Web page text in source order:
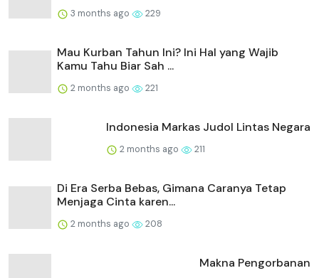
3 months ago 229
Mau Kurban Tahun Ini? Ini Hal yang Wajib
Kamu Tahu Biar Sah ...
2 months ago 221
Indonesia Markas Judol Lintas Negara
2 months ago 211
Di Era Serba Bebas, Gimana Caranya Tetap
Menjaga Cinta karen...
2 months ago 208
Makna Pengorbanan